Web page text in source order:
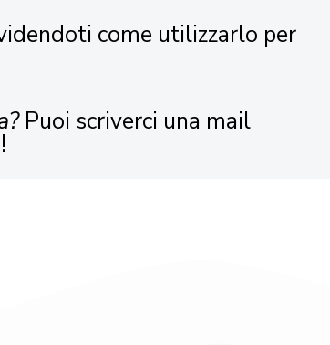
come utilizzarlo per
Puoi scriverci una mail